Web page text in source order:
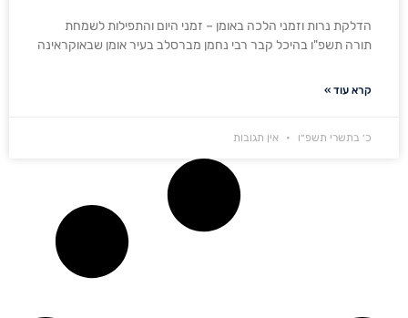
הדלקת נרות וזמני הלכה באומן – זמני היום והתפילות לשמחת
תורה תשפ"ו בהיכל קבר רבי נחמן מברסלב בעיר אומן שבאוקראינה
קרא עוד »
כ׳ בתשרי תשפ״ו אין תגובות